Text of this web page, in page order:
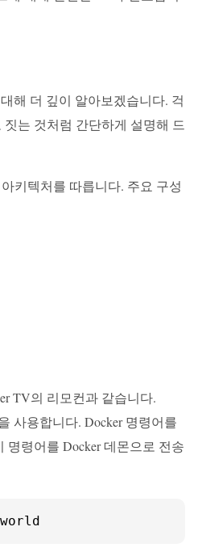
해 더 깊이 알아보겠습니다. 걱
는 것처럼 간단하게 설명해 드
키텍처를 따릅니다. 주요 구성
TV의 리모컨과 같습니다.
사용합니다. Docker 명령어를
명령어를 Docker 데몬으로 전송